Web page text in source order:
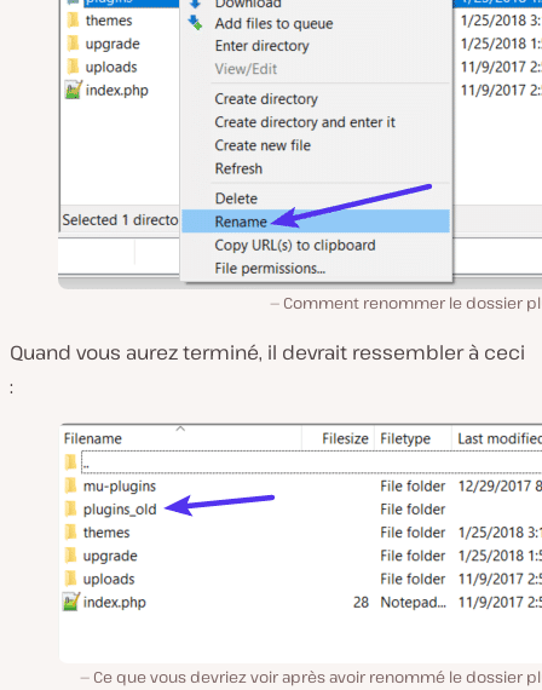
Comment renommer le dossier
Quand vous aurez terminé, il devrait ressembler à ceci
:
Ce que vous devriez voir après avoir renommé le dossier